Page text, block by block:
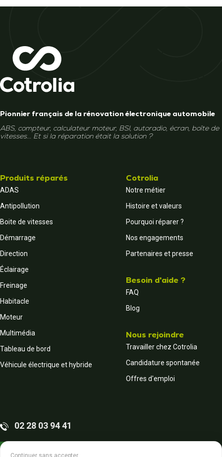
Pionnier français de la rénovation électronique automobile
ABS, compteur, calculateur moteur, BSI, autoradio, écran, boîte de
vitesses... Et si la réparation était la solution ?
Produits réparés
ADAS
Antipollution
Boite de vitesses
Démarrage
Direction
Éclairage
Freinage
Habitacle
Moteur
Multimédia
Tableau de bord
Véhicule électrique et hybride
Cotrolia
Notre métier
Histoire et valeurs
Pourquoi réparer ?
Nos engagements
Partenaires et presse
Besoin d'aide ?
FAQ
Blog
Nous rejoindre
Travailler chez Cotrolia
Candidature spontanée
Offres d'emploi
02 28 03 94 41
Continuer sans accepter